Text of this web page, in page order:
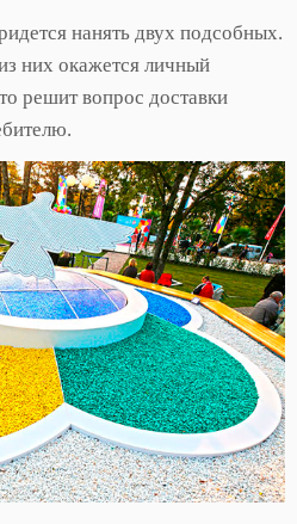
нанять двух подсобных.
них окажется личный
решит вопрос доставки